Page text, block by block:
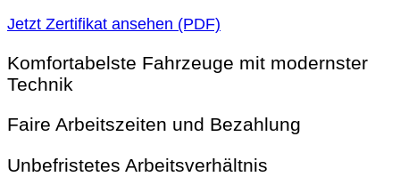
Jetzt Zertifikat ansehen (PDF)
Komfortabelste Fahrzeuge mit modernster
Technik
Faire Arbeitszeiten und Bezahlung
Unbefristetes Arbeitsverhältnis